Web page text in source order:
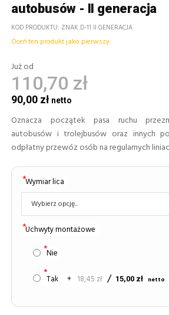
autobusów - II generacja
KOD PRODUKTU ZNAK D-11 II GENERACJA
Oceń ten produkt jako pierwszy
Już od
110,70 zł
90,00 zł
Oznacza początek pasa ruchu
autobusów i trolejbusów oraz innych
odpłatny przewóz osób na regularnych
Wymiar lica
Uchwyty montażowe
Nie
Tak + 18,45 zł 15,00 zł